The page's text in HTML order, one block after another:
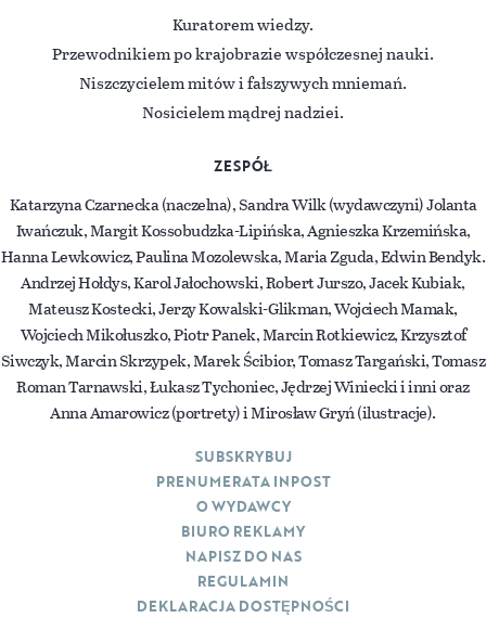
Kuratorem wiedzy.
Przewodnikiem po krajobrazie współczesnej nauki.
Niszczycielem mitów i fałszywych mniemań.
Nosicielem mądrej nadziei.
ZESPÓŁ
Katarzyna Czarnecka (naczelna), Sandra Wilk (wydawczyni) Jolanta
Iwańczuk, Margit Kossobudzka-Lipińska, Agnieszka Krzemińska,
Hanna Lewkowicz, Paulina Mozolewska, Maria Zguda, Edwin Bendyk.
Andrzej Hołdys, Karol Jałochowski, Robert Jurszo, Jacek Kubiak,
Mateusz Kostecki, Jerzy Kowalski-Glikman, Wojciech Mamak,
Wojciech Mikołuszko, Piotr Panek, Marcin Rotkiewicz, Krzysztof
Siwczyk, Marcin Skrzypek, Marek Ścibior, Tomasz Targański, Tomasz
Roman Tarnawski, Łukasz Tychoniec, Jędrzej Winiecki i inni oraz
Anna Amarowicz (portrety) i Mirosław Gryń (ilustracje).
SUBSKRYBUJ
PRENUMERATA INPOST
O WYDAWCY
BIURO REKLAMY
NAPISZ DO NAS
REGULAMIN
DEKLARACJA DOSTĘPNOŚCI